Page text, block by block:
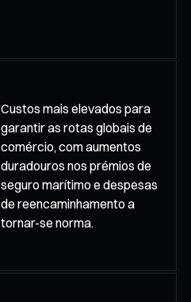
Custos mais elevados para
garantir as rotas globais de
comércio, com aumentos
duradouros nos prémios de
seguro marítimo e despesas
de reencaminhamento a
tornar-se norma.